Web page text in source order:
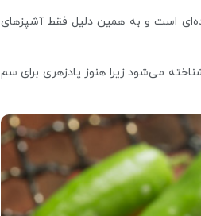
است و به همین دلیل فقط آشپزهای
می‌شود زیرا هنوز پادزهری برای سم